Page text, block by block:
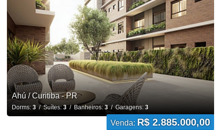
Ahú / Curitiba - PR
Dorms:3/ Suítes:3/ Banheiros:3/ Garagens: 3
Venda: R$ 2.885.000,00